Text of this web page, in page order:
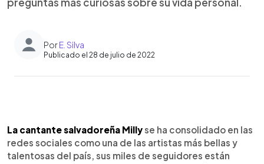
PorE. Silva
Publicado el 28 de julio de 2022
► Escuchar artículo
La cantante salvadoreña Millyse ha consolidado en las
redes sociales como una de las artistas más bellas y
talentosas del país, sus miles de seguidores están